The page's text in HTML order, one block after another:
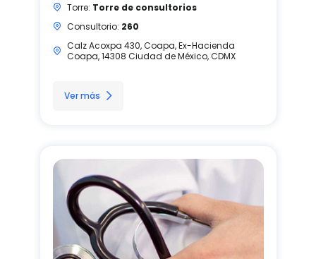
Torre: Torre de consultorios
Consultorio: 260
Calz Acoxpa 430, Coapa, Ex-Hacienda
Coapa, 14308 Ciudad de México, CDMX
Ver más